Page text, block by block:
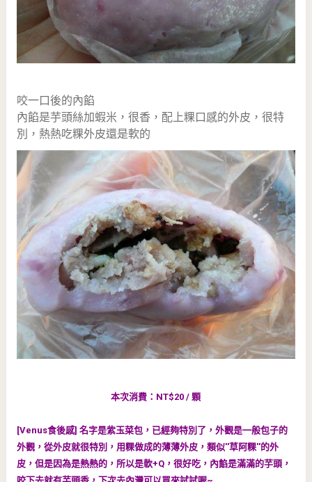
咬一口後的內餡
內餡是芋頭絲加蝦米，很香，配上粿口感的外皮，很特
別，熱熱吃粿外皮還是軟的
本次消費：NT$20 / 顆
[Venus食後感] 名字是紫玉菜包，已經夠特別了，外觀是一般包子的
外觀，從外皮就很特別，用粿做成的薄薄外皮，類似''草阿粿''的外
皮，但是因為是熱熱的，所以是軟+Q，很好吃，內餡是滿滿的芋頭，